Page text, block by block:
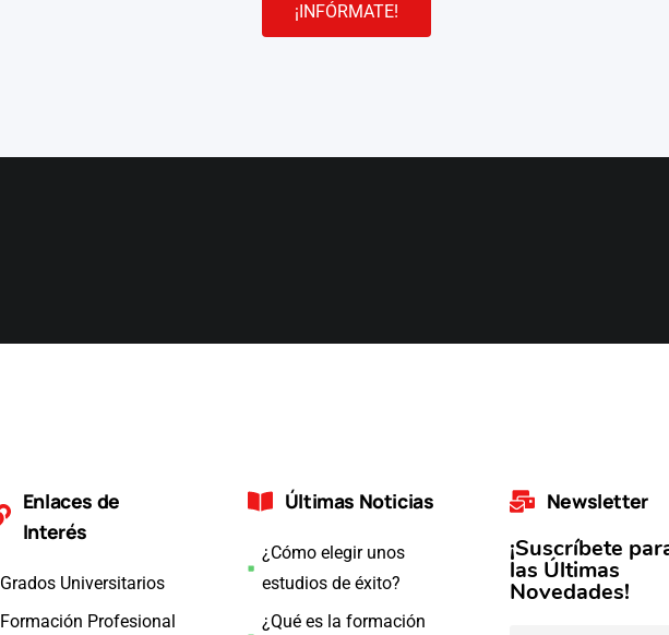
¡INFÓRMATE!
Enlaces de
Interés
Grados Universitarios
Formación Profesional
Últimas Noticias
¿Cómo elegir unos
estudios de éxito?
¿Qué es la formación
Newsletter
¡Suscríbete
las Últimas
Novedades!